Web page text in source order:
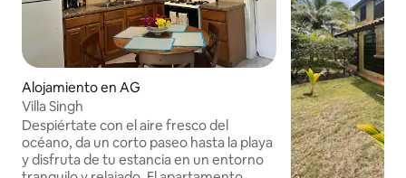
Alojamiento en AG
Villa Singh
Despiértate con el aire fresco del
océano, da un corto paseo hasta la playa
y disfruta de tu estancia en un entorno